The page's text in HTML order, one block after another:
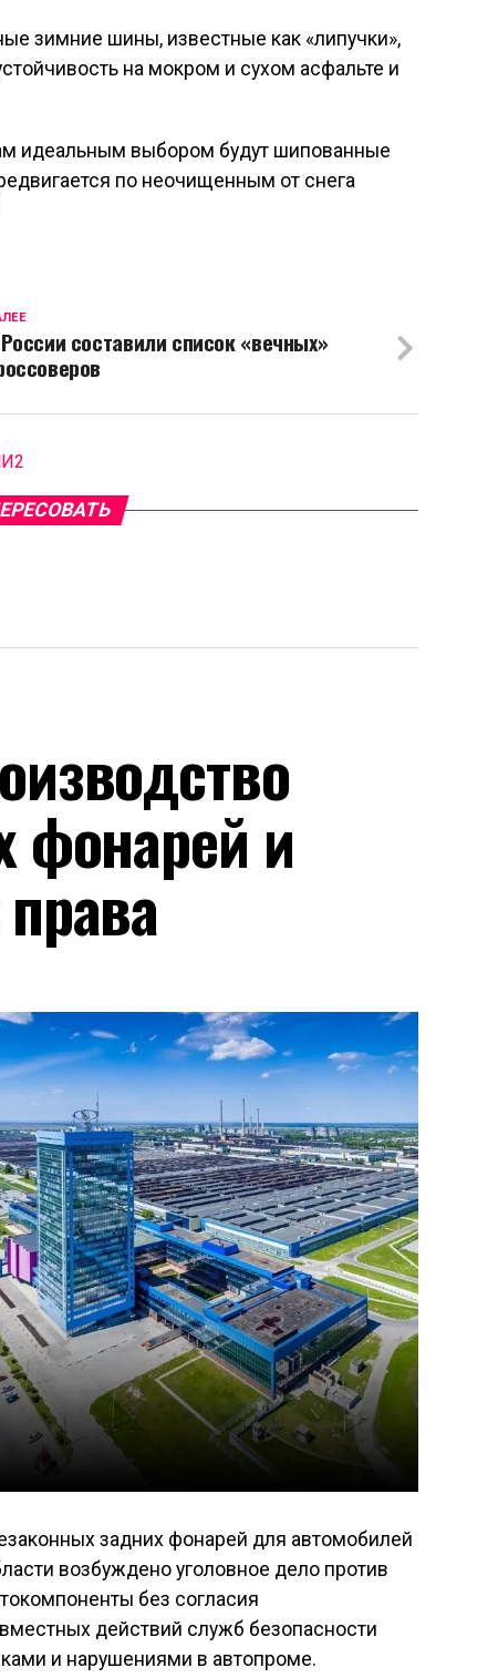
зимние шины, известные как «липучки»,
на мокром и сухом асфальте и
идеальным выбором будут шипованные
по неочищенным от снега
составили список «вечных»
фонарей и
задних фонарей для автомобилей
возбуждено уголовное дело против
без согласия
действий служб безопасности
и нарушениями в автопроме.